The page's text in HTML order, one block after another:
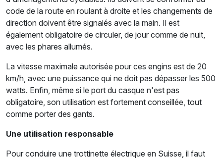
code de la route en roulant à droite et les changements de
direction doivent être signalés avec la main. Il est
également obligatoire de circuler, de jour comme de nuit,
avec les phares allumés.
La vitesse maximale autorisée pour ces engins est de 20
km/h, avec une puissance qui ne doit pas dépasser les 500
watts. Enfin, même si le port du casque n'est pas
obligatoire, son utilisation est fortement conseillée, tout
comme porter des gants.
Une utilisation responsable
Pour conduire une trottinette électrique en Suisse, il faut